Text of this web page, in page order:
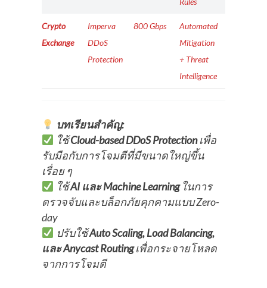
Crypto
Exchange
Imperva
DDoS
Protection
800 Gbps
Automated
Mitigation
+ Threat
Intelligence
บทเรียนสำคัญ:
ใช้Cloud-based DDoS Protectionเพื่อ
รับมือกับการโจมตีที่มีขนาดใหญ่ขึ้น
เรื่อย ๆ
ใช้AI และ Machine Learningในการ
ตรวจจับและบล็อกภัยคุกคามแบบ Zero-
day
ปรับใช้Auto Scaling, Load Balancing,
และ Anycast Routingเพื่อกระจายโหลด
จากการโจมตี